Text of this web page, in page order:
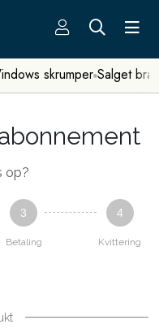
skrumper Salget
op?
3
Betaling
4
Kvittering